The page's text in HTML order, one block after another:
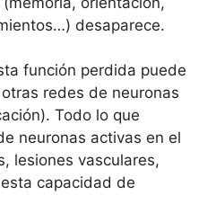
desaparece.
función perdida puede
redes de neuronas
Todo lo que
neuronas activas en el
lesiones vasculares,
capacidad de